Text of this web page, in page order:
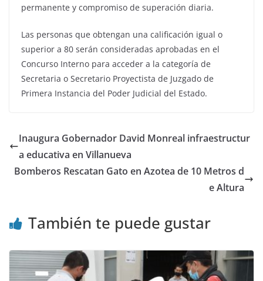
permanente y compromiso de superación diaria.
Las personas que obtengan una calificación igual o
superior a 80 serán consideradas aprobadas en el
Concurso Interno para acceder a la categoría de
Secretaria o Secretario Proyectista de Juzgado de
Primera Instancia del Poder Judicial del Estado.
Inaugura Gobernador David Monreal infraestructur
a educativa en Villanueva
Bomberos Rescatan Gato en Azotea de 10 Metros d
e Altura
También te puede gustar